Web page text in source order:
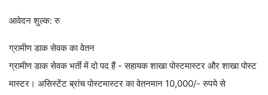
आवेदन शुल्क: रु
ग्रामीण डाक सेवक का वेतन
ग्रामीण डाक सेवक भर्ती में दो पद हैं - सहायक शाखा पोस्टमास्टर और शाखा पोस्ट
मास्टर। असिस्टेंट ब्रांच पोस्टमास्टर का वेतनमान 10,000/- रुपये से